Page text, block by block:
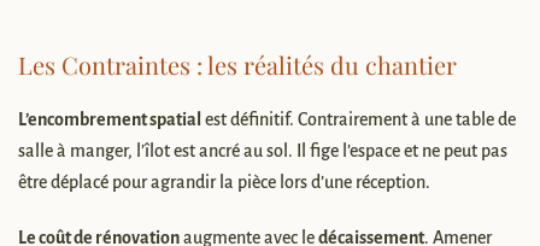
Les Contraintes : les réalités du chantier
L’encombrement spatial est définitif. Contrairement à une table de
salle à manger, l’îlot est ancré au sol. Il fige l’espace et ne peut pas
être déplacé pour agrandir la pièce lors d’une réception.
Le coût de rénovationaugmente avec ledécaissement. Amener